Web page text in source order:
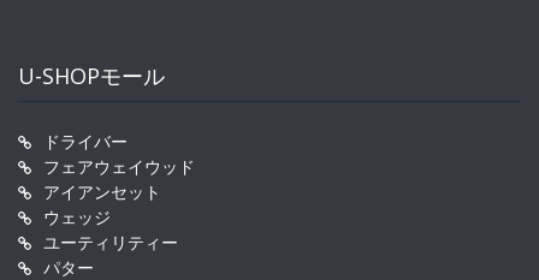
U-SHOPモール
ドライバー
フェアウェイウッド
アイアンセット
ウェッジ
ユーティリティー
パター